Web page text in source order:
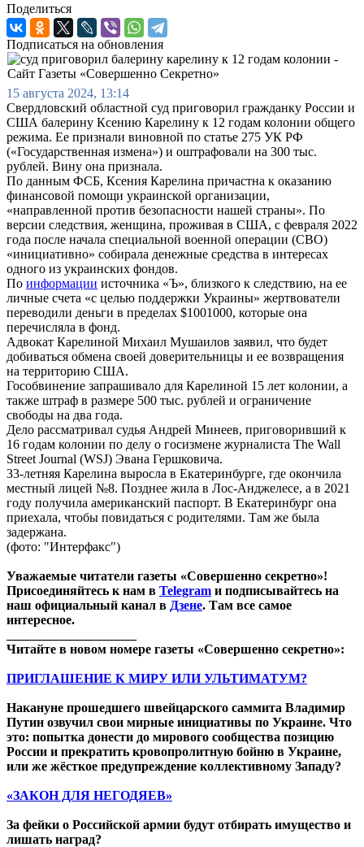
Поделиться
Подписаться на обновления
15 августа 2024, 13:14
Свердловский областной суд приговорил гражданку России и
США балерину Ксению Карелину к 12 годам колонии общего
режима. Ее признали виновной по статье 275 УК РФ
(«Государственная измена») и оштрафовали на 300 тыс.
рублей. Вину она признала.
По данным ФСБ, Ксения Карелина причастна к оказанию
финансовой помощи украинской организации,
«направленной против безопасности нашей страны». По
версии следствия, женщина, проживая в США, с февраля 2022
года после начала специальной военной операции (СВО)
«инициативно» собирала денежные средства в интересах
одного из украинских фондов.
По информации источника «Ъ», близкого к следствию, на ее
личные счета «с целью поддержки Украины» жертвователи
переводили деньги в пределах $1001000, которые она
перечисляла в фонд.
Адвокат Карелиной Михаил Мушаилов заявил, что будет
добиваться обмена своей доверительницы и ее возвращения
на территорию США.
Гособвинение запрашивало для Карелиной 15 лет колонии, а
также штраф в размере 500 тыс. рублей и ограничение
свободы на два года.
Дело рассматривал судья Андрей Минеев, приговоривший к
16 годам колонии по делу о госизмене журналиста The Wall
Street Journal (WSJ) Эвана Гершковича.
33-летняя Карелина выросла в Екатеринбурге, где окончила
местный лицей №8. Позднее жила в Лос-Анджелесе, а в 2021
году получила американский паспорт. В Екатеринбург она
приехала, чтобы повидаться с родителями. Там же была
задержана.
(фото: "Интерфакс")
Уважаемые читатели газеты «Совершенно секретно»!
Присоединяйтесь к нам в Telegram и подписывайтесь на
наш официальный канал в Дзене. Там все самое
интересное.
Читайте в новом номере газеты «Совершенно секретно»:
ПРИГЛАШЕНИЕ К МИРУ ИЛИ УЛЬТИМАТУМ?
Накануне прошедшего швейцарского саммита Владимир
Путин озвучил свои мирные инициативы по Украине. Что
это: попытка донести до мирового сообщества позицию
России и прекратить кровопролитную бойню в Украине,
или же жёсткое предупреждение коллективному Западу?
«ЗАКОН ДЛЯ НЕГОДЯЕВ»
За фейки о Российской армии будут отбирать имущество и
лишать наград?